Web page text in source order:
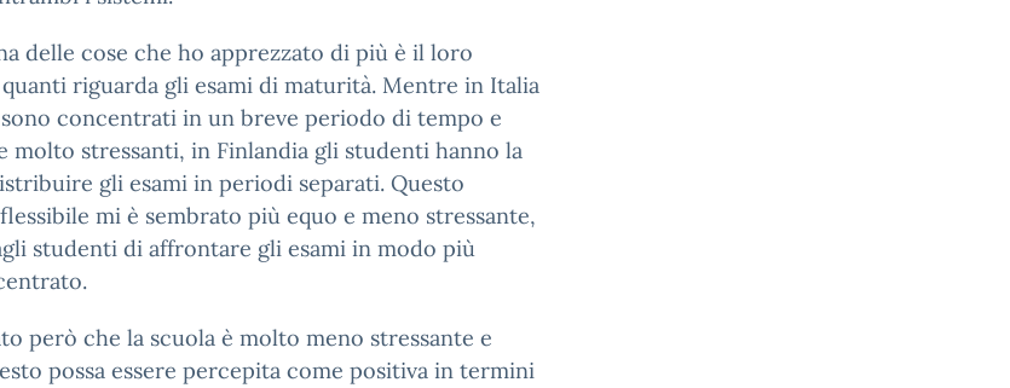
delle cose che ho apprezzato di più è il loro
riguarda gli esami di maturità. Mentre in Italia
concentrati in un breve periodo di tempo e
molto stressanti, in Finlandia gli studenti hanno la
gli esami in periodi separati. Questo
mi è sembrato più equo e meno stressante,
studenti di affrontare gli esami in modo più
però che la scuola è molto meno stressante e
possa essere percepita come positiva in termini